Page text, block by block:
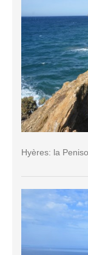
Hyères: la